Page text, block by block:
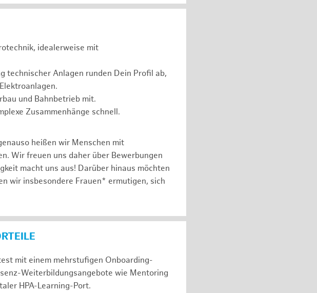
idealerweise mit
technischer Anlagen runden Dein Profil ab,
und Bahnbetrieb mit.
Zusammenhänge schnell.
heißen wir Menschen mit
Wir freuen uns daher über Bewerbungen
macht uns aus! Darüber hinaus möchten
wir insbesondere Frauen* ermutigen, sich
mit einem mehrstufigen Onboarding-
Weiterbildungsangebote wie Mentoring
HPA-Learning-Port.